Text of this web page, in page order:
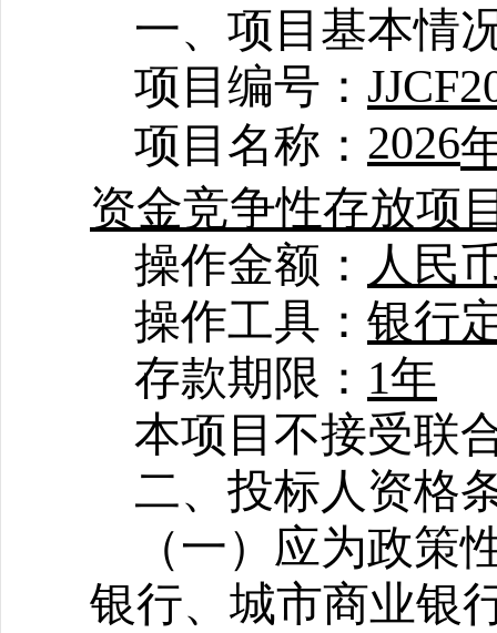
一、项目基本情
项目编号：
项目名称： 2026
资金竞争性存放项
操作金额： 人民
操作工具： 银行
存款期限： 1年
本项目不接受联
二、投标人资格
（一）应为政策
银行、城市商业银